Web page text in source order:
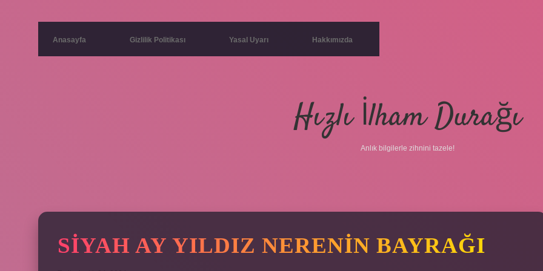
Anasayfa Gizlilik Politikası Yasal Uyarı Hakkımızda
Hızlı İlham Durağı
Anlık bilgilerle zihnini tazele!
SIYAH AY YILDIZ NERENIN BAYRAĞI